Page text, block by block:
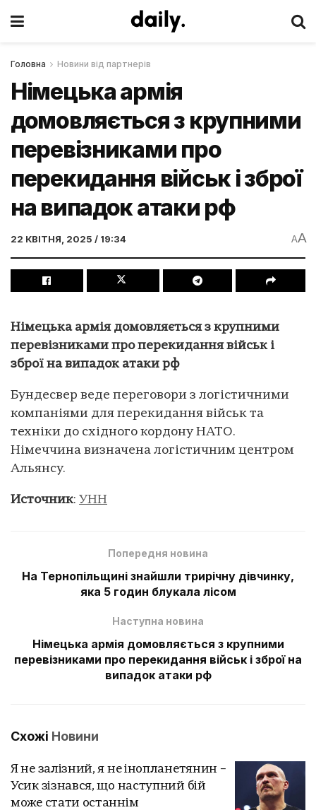
Головна Новини від партнерів
Німецька армія
домовляється з крупними
перевізниками про
перекидання військ і зброї
на випадок атаки рф
22 КВІТНЯ, 2025 / 19:34 AA
Німецька армія домовляється з крупними
перевізниками про перекидання військ і
зброї на випадок атаки рф
Бундесвер веде переговори з логістичними
компаніями для перекидання військ та
техніки до східного кордону НАТО.
Німеччина визначена логістичним центром
Альянсу.
Источник: УНН
Попередня новина
На Тернопільщині знайшли трирічну дівчинку,
яка 5 годин блукала лісом
Наступна новина
Німецька армія домовляється з крупними
перевізниками про перекидання військ і зброї на
випадок атаки рф
Схожі Новини
Я не залізний, я не інопланетянин –
Усик зізнався, що наступний бій
може стати останнім